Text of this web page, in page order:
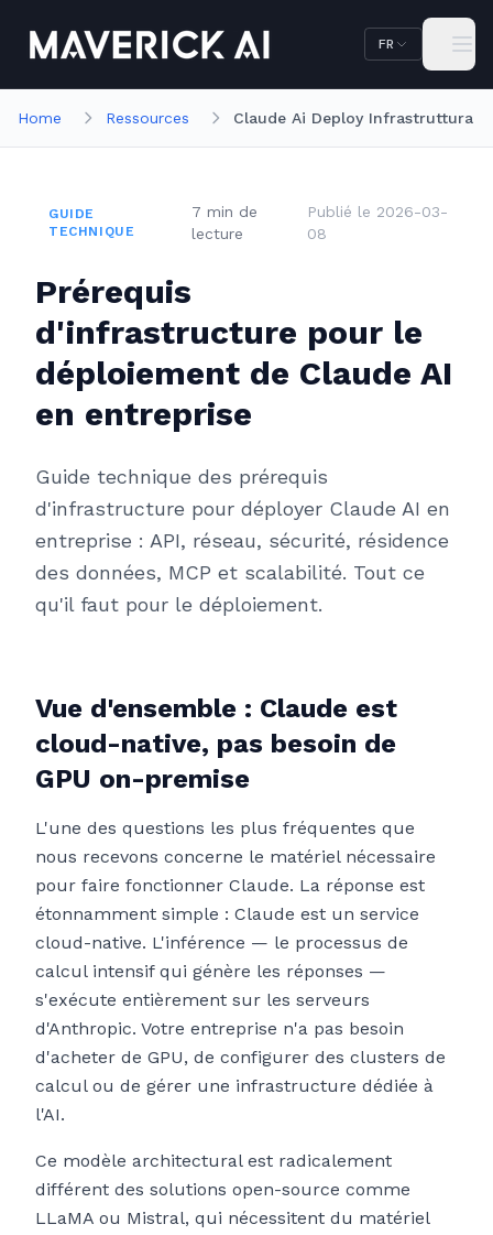
FR
Home Ressources Claude Ai Deploy Infrastruttura
GUIDE
TECHNIQUE
7 min de
lecture
Publié le 2026-03-
08
Prérequis
d'infrastructure pour le
déploiement de Claude AI
en entreprise
Guide technique des prérequis
d'infrastructure pour déployer Claude AI en
entreprise : API, réseau, sécurité, résidence
des données, MCP et scalabilité. Tout ce
qu'il faut pour le déploiement.
Vue d'ensemble : Claude est
cloud-native, pas besoin de
GPU on-premise
L'une des questions les plus fréquentes que
nous recevons concerne le matériel nécessaire
pour faire fonctionner Claude. La réponse est
étonnamment simple : Claude est un service
cloud-native. L'inférence — le processus de
calcul intensif qui génère les réponses —
s'exécute entièrement sur les serveurs
d'Anthropic. Votre entreprise n'a pas besoin
d'acheter de GPU, de configurer des clusters de
calcul ou de gérer une infrastructure dédiée à
l'AI.
Ce modèle architectural est radicalement
différent des solutions open-source comme
LLaMA ou Mistral, qui nécessitent du matériel